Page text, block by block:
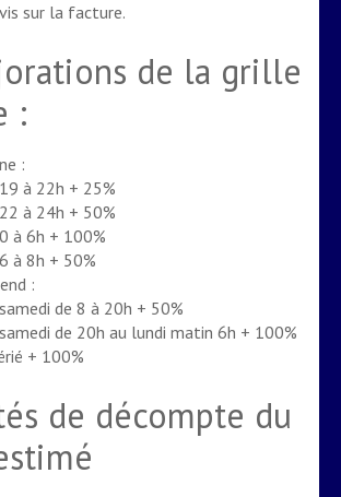
sur la facture.
de la grille
:
:
à 22h + 25%
à 24h + 50%
à 6h + 100%
à 8h + 50%
:
de 8 à 20h + 50%
de 20h au lundi matin 6h + 100%
+ 100%
de décompte du